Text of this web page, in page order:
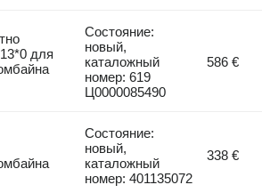
для
Состояние:
новый,
каталожный
номер: 619
Ц0000085490
586 €
Состояние:
новый,
каталожный
номер: 401135072
338 €